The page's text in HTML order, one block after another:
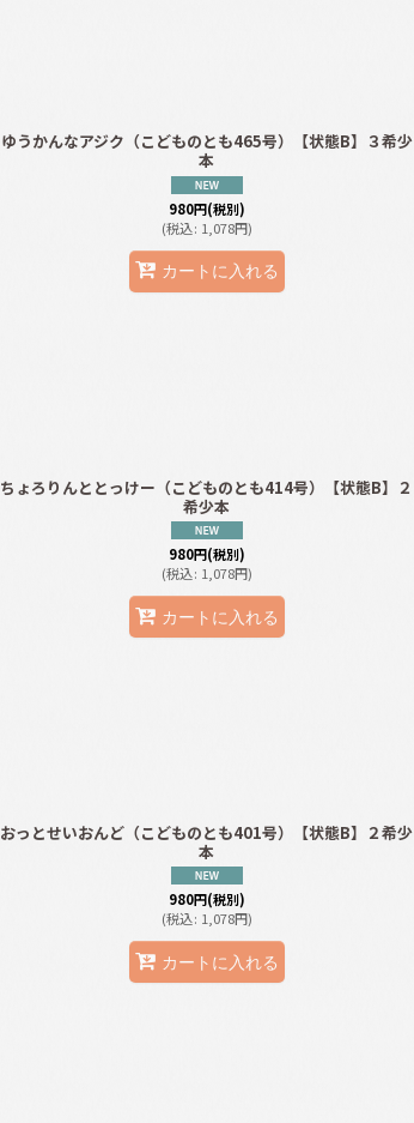
ゆうかんなアジク（こどものとも465号）【状態B】３希少
本
980円(税別)
(税込: 1,078円)
カートに入れる
ちょろりんととっけー（こどものとも414号）【状態B】２
希少本
980円(税別)
(税込: 1,078円)
カートに入れる
おっとせいおんど（こどものとも401号）【状態B】２希少
本
980円(税別)
(税込: 1,078円)
カートに入れる